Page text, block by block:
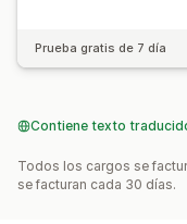
Prueba gratis de 7 día
Contiene texto
Todos los cargos se
se facturan cada 30 días.